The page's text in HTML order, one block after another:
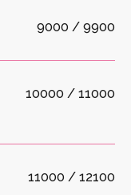
9000 / 9900
10000 / 11000
11000 / 12100